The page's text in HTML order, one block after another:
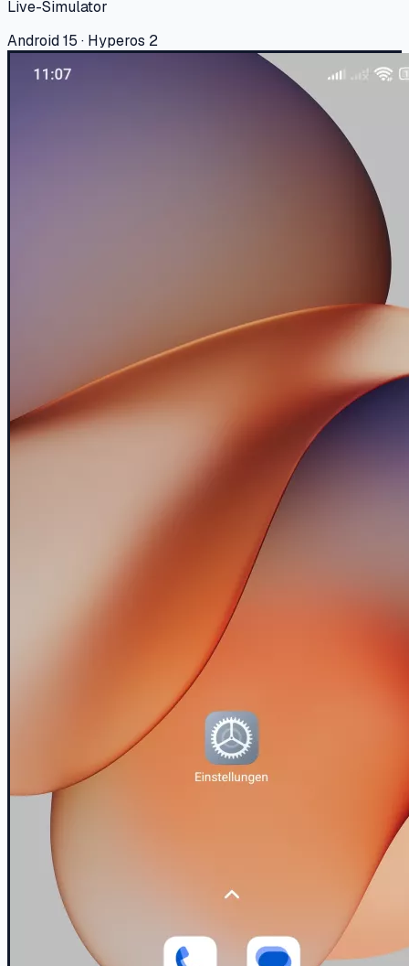
Live-Simulator
Android 15 · Hyperos 2